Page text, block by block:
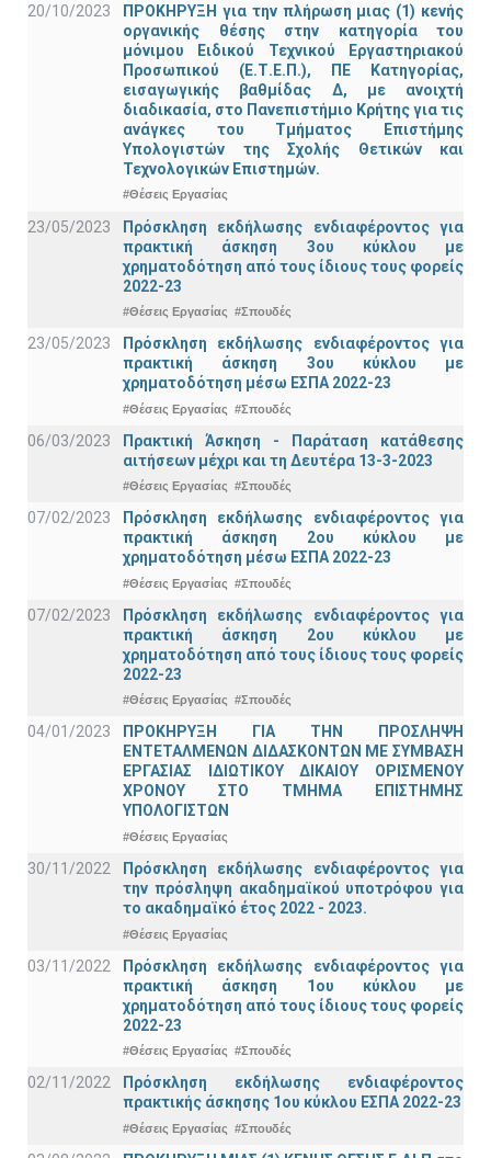
20/10/2023
ΠΡΟΚΗΡΥΞΗ για την πλήρωση μιας (1) κενής
οργανικής θέσης στην κατηγορία του
μόνιμου Ειδικού Τεχνικού Εργαστηριακού
Προσωπικού (Ε.Τ.Ε.Π.), ΠΕ Κατηγορίας,
εισαγωγικής βαθμίδας Δ, με ανοιχτή
διαδικασία, στο Πανεπιστήμιο Κρήτης για τις
ανάγκες του Τμήματος Επιστήμης
Υπολογιστών της Σχολής Θετικών και
Τεχνολογικών Επιστημών.
#Θέσεις Εργασίας
23/05/2023
Πρόσκληση εκδήλωσης ενδιαφέροντος για
πρακτική άσκηση 3ου κύκλου με
χρηματοδότηση από τους ίδιους τους φορείς
2022-23
#Θέσεις Εργασίας #Σπουδές
23/05/2023
Πρόσκληση εκδήλωσης ενδιαφέροντος για
πρακτική άσκηση 3ου κύκλου με
χρηματοδότηση μέσω ΕΣΠΑ 2022-23
#Θέσεις Εργασίας #Σπουδές
06/03/2023
Πρακτική Άσκηση - Παράταση κατάθεσης
αιτήσεων μέχρι και τη Δευτέρα 13-3-2023
#Θέσεις Εργασίας #Σπουδές
07/02/2023
Πρόσκληση εκδήλωσης ενδιαφέροντος για
πρακτική άσκηση 2ου κύκλου με
χρηματοδότηση μέσω ΕΣΠΑ 2022-23
#Θέσεις Εργασίας #Σπουδές
07/02/2023
Πρόσκληση εκδήλωσης ενδιαφέροντος για
πρακτική άσκηση 2ου κύκλου με
χρηματοδότηση από τους ίδιους τους φορείς
2022-23
#Θέσεις Εργασίας #Σπουδές
04/01/2023
ΠΡΟΚΗΡΥΞΗ ΓΙΑ ΤΗΝ ΠΡΟΣΛΗΨΗ
ΕΝΤΕΤΑΛΜΕΝΩΝ ΔΙΔΑΣΚΟΝΤΩΝ ΜΕ ΣΥΜΒΑΣΗ
ΕΡΓΑΣΙΑΣ ΙΔΙΩΤΙΚΟΥ ΔΙΚΑΙΟΥ ΟΡΙΣΜΕΝΟΥ
ΧΡΟΝΟΥ ΣΤΟ ΤΜΗΜΑ ΕΠΙΣΤΗΜΗΣ
ΥΠΟΛΟΓΙΣΤΩΝ
#Θέσεις Εργασίας
30/11/2022
Πρόσκληση εκδήλωσης ενδιαφέροντος για
την πρόσληψη ακαδημαϊκoύ υποτρόφου για
το ακαδημαϊκό έτος 2022 - 2023.
#Θέσεις Εργασίας
03/11/2022
Πρόσκληση εκδήλωσης ενδιαφέροντος για
πρακτική άσκηση 1ου κύκλου με
χρηματοδότηση από τους ίδιους τους φορείς
2022-23
#Θέσεις Εργασίας #Σπουδές
02/11/2022
Πρόσκληση εκδήλωσης ενδιαφέροντος
πρακτικής άσκησης 1ου κύκλου ΕΣΠΑ 2022-23
#Θέσεις Εργασίας #Σπουδές